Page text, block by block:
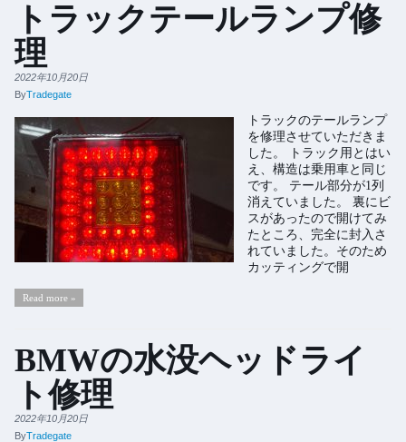
トラックテールランプ修
理
2022年10月20日
ByTradegate
トラックのテールランプ
を修理させていただきま
した。 トラック用とはい
え、構造は乗用車と同じ
です。 テール部分が1列
消えていました。 裏にビ
スがあったので開けてみ
たところ、完全に封入さ
れていました。そのため
カッティングで開
Read more »
BMWの水没ヘッドライ
ト修理
2022年10月20日
ByTradegate